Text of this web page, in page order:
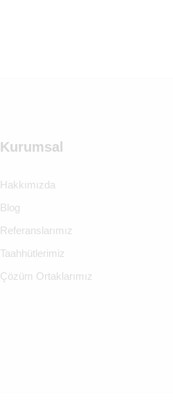
Kurumsal
Hakkımızda
Blog
Referanslarımız
Taahhütlerimiz
Çözüm Ortaklarımız